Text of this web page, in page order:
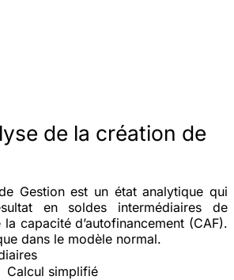
de la création de
Gestion est un état analytique qui
en soldes intermédiaires de
la capacité d’autofinancement (CAF).
dans le modèle normal.
Calcul simplifié